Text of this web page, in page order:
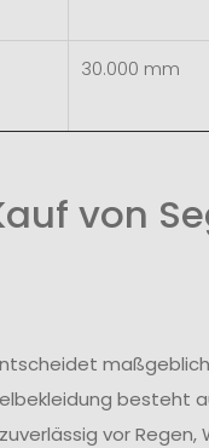
30.000 mm
von
besteht
vor Regen,